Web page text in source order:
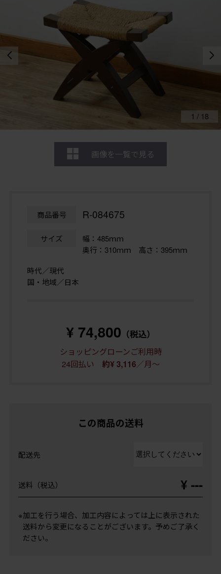
1 / 18
画像を一覧で見る
商品番号 R-084675
サイズ
幅：485ｍｍ
奥行：310ｍｍ 高さ：395ｍｍ
時代／現代
国・地域／日本
¥ 74,800 （税込）
ショッピングローンご利用時
24回払い 約¥ 3,116／月～
この商品の送料
配送先
送料（税込） ¥ ---
※加工を行う場合、加工内容によっては上に表示された
送料から変更になることがございます。予めご了承く
ださい。